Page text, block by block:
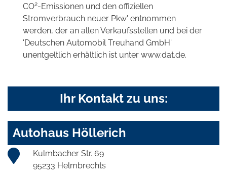
CO2-Emissionen und den offiziellen
Stromverbrauch neuer Pkw' entnommen
werden, der an allen Verkaufsstellen und bei der
'Deutschen Automobil Treuhand GmbH'
unentgeltlich erhältlich ist unter www.dat.de.
Ihr Kontakt zu uns:
Autohaus Höllerich
Kulmbacher Str. 69
95233 Helmbrechts